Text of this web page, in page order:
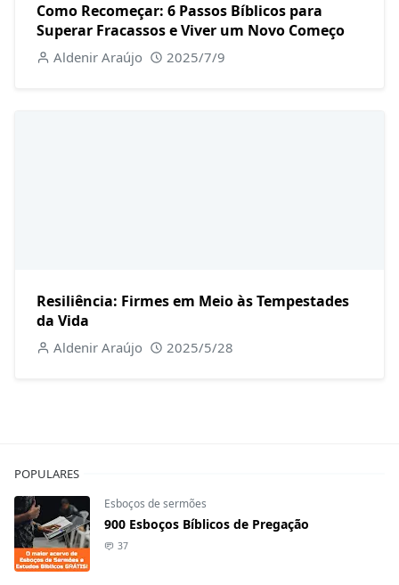
Como Recomeçar: 6 Passos Bíblicos para
Superar Fracassos e Viver um Novo Começo
Aldenir Araújo 2025/7/9
Resiliência: Firmes em Meio às Tempestades
da Vida
Aldenir Araújo 2025/5/28
POPULARES
Esboços de sermões
900 Esboços Bíblicos de Pregação
37